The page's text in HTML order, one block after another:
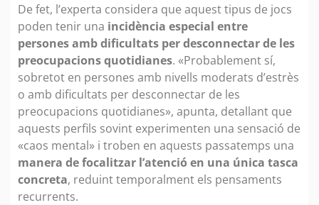
De fet, l’experta considera que aquest tipus de jocs
poden tenir una incidència especial entre
persones amb dificultats per desconnectar de les
preocupacions quotidianes. «Probablement sí,
sobretot en persones amb nivells moderats d’estrès
o amb dificultats per desconnectar de les
preocupacions quotidianes», apunta, detallant que
aquests perfils sovint experimenten una sensació de
«caos mental» i troben en aquests passatemps una
manera de focalitzar l’atenció en una única tasca
concreta, reduint temporalment els pensaments
recurrents.